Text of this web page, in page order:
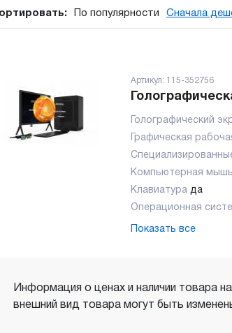
По популярности Сначала
Артикул: 115-352756
Голографический
Графическая
Компьютерная мышь
Клавиатура да
Операционная
Показать все
Информация о ценах и наличии товара
внешний вид товара могут быть